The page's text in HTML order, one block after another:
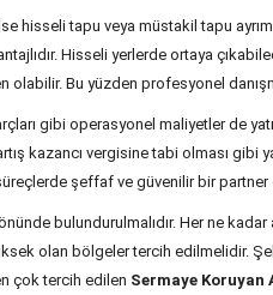
hisseli tapu veya müstakil tapu
Hisseli yerlerde ortaya
olabilir. Bu yüzden profesyonel
gibi operasyonel maliyetler de
kazancı vergisine tabi olması gibi
şeffaf ve güvenilir bir partner
bulundurulmalıdır. Her ne
olan bölgeler tercih edilmelidir.
çok tercih edilen Sermaye Koruyan